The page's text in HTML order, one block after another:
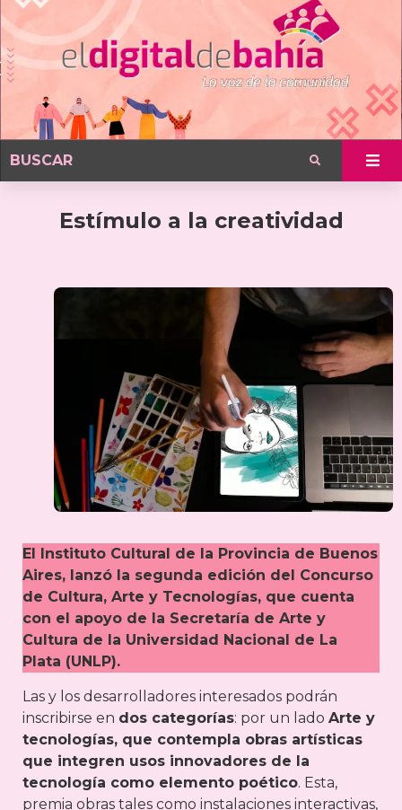
Estímulo a la creatividad
El Instituto Cultural de la Provincia de Buenos
Aires, lanzó la segunda edición del Concurso
de Cultura, Arte y Tecnologías, que cuenta
con el apoyo de la Secretaría de Arte y
Cultura de la Universidad Nacional de La
Plata (UNLP).
Las y los desarrolladores interesados podrán
inscribirse en dos categorías: por un lado Arte y
tecnologías, que contempla obras artísticas
que integren usos innovadores de la
tecnología como elemento poético. Esta,
premia obras tales como instalaciones interactivas,